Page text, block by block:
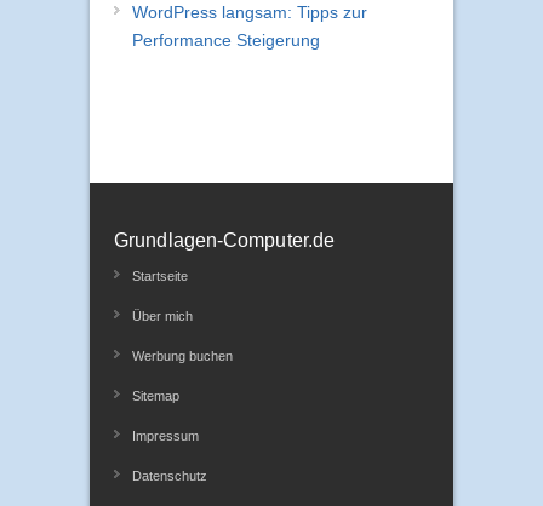
WordPress langsam: Tipps zur
Performance Steigerung
Grundlagen-Computer.de
Startseite
Über mich
Werbung buchen
Sitemap
Impressum
Datenschutz